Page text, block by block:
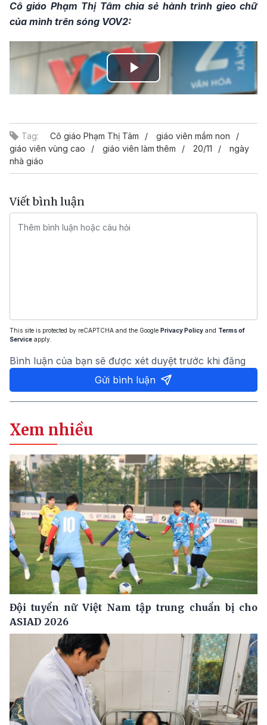
Cô giáo Phạm Thị Tâm chia sẻ hành trình gieo chữ
của mình trên sóng VOV2:
Play
Tag: Cô giáo Phạm Thị Tâm
giáo viên mầm non
giáo viên vùng cao
giáo viên làm thêm 20/11
ngày
nhà giáo
Viết bình luận
This site is protected by reCAPTCHA and the Google Privacy Policy and Terms of
Service apply.
Bình luận của bạn sẽ được xét duyệt trước khi đăng
Gửi bình luận
Xem nhiều
Đội tuyển nữ Việt Nam tập trung chuẩn bị cho
ASIAD 2026